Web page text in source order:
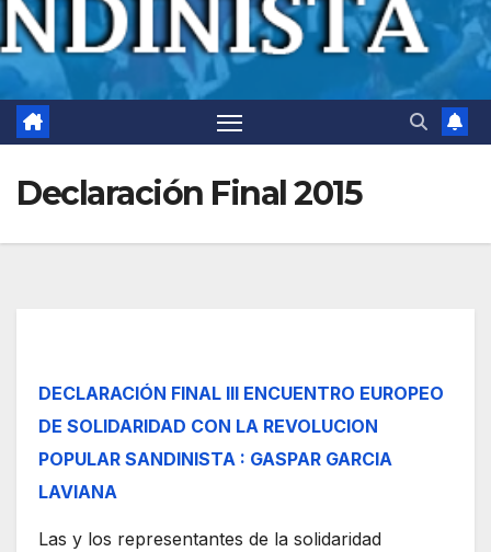
Declaración Final 2015
DECLARACIÓN FINAL III ENCUENTRO EUROPEO
DE SOLIDARIDAD CON LA REVOLUCION
POPULAR SANDINISTA : GASPAR GARCIA
LAVIANA
Las y los representantes de la solidaridad